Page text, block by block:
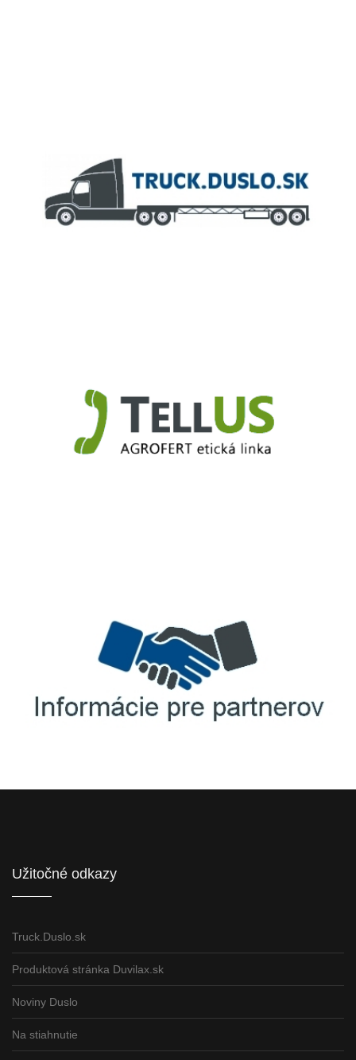
Užitočné odkazy
Truck.Duslo.sk
Produktová stránka Duvilax.sk
Noviny Duslo
Na stiahnutie